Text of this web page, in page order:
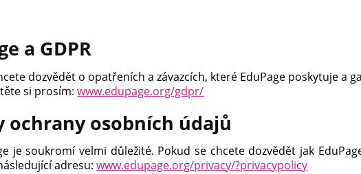
a GDPR
dozvědět o opatřeních a závazcích, které EduPage poskytuje a
si prosím:www.edupage.org/gdpr/
ochrany osobních údajů
je soukromí velmi důležité. Pokud se chcete dozvědět jak
adresu:www.edupage.org/privacy/?privacypolicy